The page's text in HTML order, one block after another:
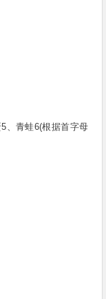
青蛙6(根据首字母